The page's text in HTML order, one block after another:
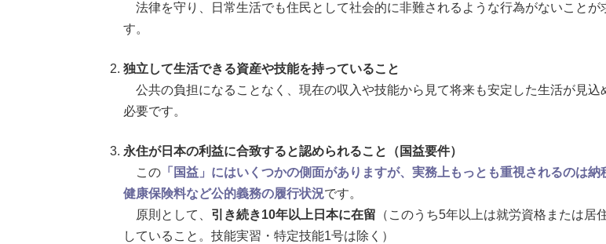
法律を守り、日常生活でも住民として社会的に非難されるような行為がないことが
す。
独立して生活できる資産や技能を持っていること
公共の負担になることなく、現在の収入や技能から見て将来も安定した生活が見込
必要です。
永住が日本の利益に合致すると認められること（国益要件）
この 「国益」にはいくつかの側面がありますが、実務上もっとも重視されるのは納
健康保険料など公的義務の履行状況です。
原則として、
引き続き10年以上日本に在留 （このうち5年以上は就労資格または居
していること。技能実習・特定技能1号は除く）